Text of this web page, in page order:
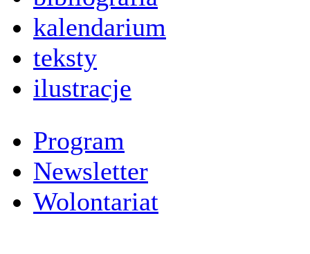
kalendarium
teksty
ilustracje
Program
Newsletter
Wolontariat